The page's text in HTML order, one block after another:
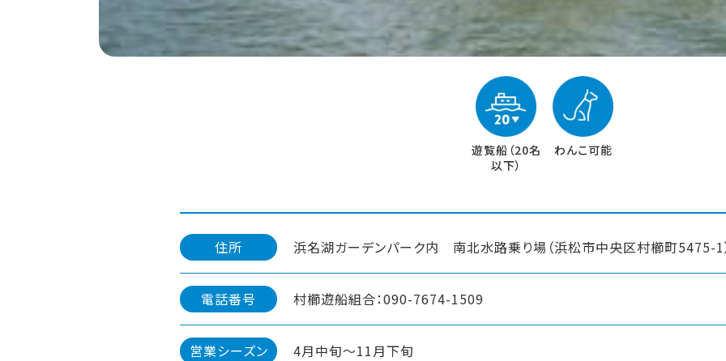
遊覧船（20名
以下）
わんこ可能
住所 浜名湖ガーデンパーク内 南北水路乗り場（浜松市中央区村櫛町5475-1
電話番号 村櫛遊船組合：090-7674-1509
営業シーズン 4月中旬～11月下旬